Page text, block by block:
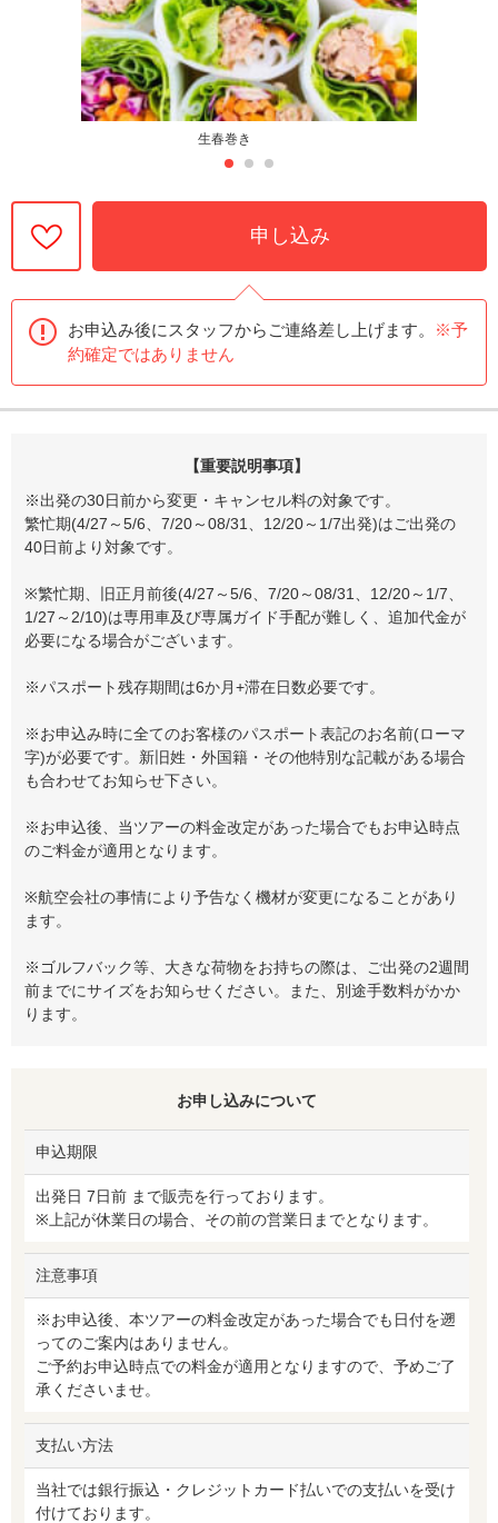
生春巻き
申し込み
お申込み後にスタッフからご連絡差し上げます。
※予
約確定ではありません
【重要説明事項】
※出発の30日前から変更・キャンセル料の対象です。
繁忙期(4/27～5/6、7/20～08/31、12/20～1/7出発)はご出発の
40日前より対象です。
※繁忙期、旧正月前後(4/27～5/6、7/20～08/31、12/20～1/7、
1/27～2/10)は専用車及び専属ガイド手配が難しく、追加代金が
必要になる場合がございます。
※パスポート残存期間は6か月+滞在日数必要です。
※お申込み時に全てのお客様のパスポート表記のお名前(ローマ
字)が必要です。新旧姓・外国籍・その他特別な記載がある場合
も合わせてお知らせ下さい。
※お申込後、当ツアーの料金改定があった場合でもお申込時点
のご料金が適用となります。
※航空会社の事情により予告なく機材が変更になることがあり
ます。
※ゴルフバック等、大きな荷物をお持ちの際は、ご出発の2週間
前までにサイズをお知らせください。また、別途手数料がかか
ります。
お申し込みについて
申込期限
出発日 7日前 まで販売を行っております。
※上記が休業日の場合、その前の営業日までとなります。
注意事項
※お申込後、本ツアーの料金改定があった場合でも日付を遡
ってのご案内はありません。
ご予約お申込時点での料金が適用となりますので、予めご了
承くださいませ。
支払い方法
当社では銀行振込・クレジットカード払いでの支払いを受け
付けております。